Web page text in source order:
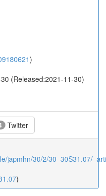
)
(Released:2021-11-30)
Twitter
japmhn/30/2/30_30S31.07/
)